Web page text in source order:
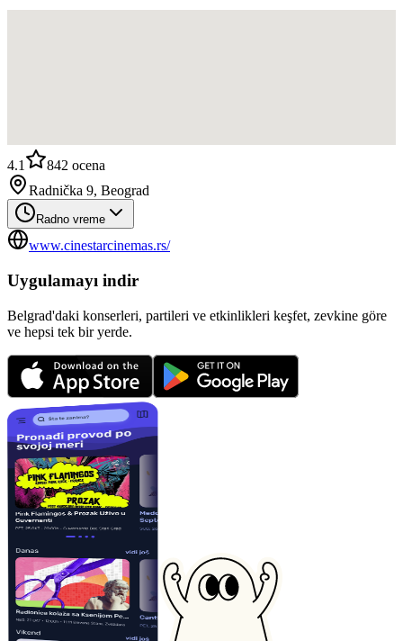
4.1 842 ocena
Radnička 9, Beograd
Radno vreme
www.cinestarcinemas.rs/
Uygulamayı indir
Belgrad'daki konserleri, partileri ve etkinlikleri keşfet, zevkine göre
ve hepsi tek bir yerde.